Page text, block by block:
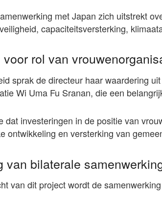
met Japan zich uitstrekt
capaciteitsversterking,
rol van
sprak de directeur haar waardering
Wi Uma Fu Sranan, die een
dat investeringen in de positie van
ontwikkeling en versterking van
van bilaterale
van dit project wordt de